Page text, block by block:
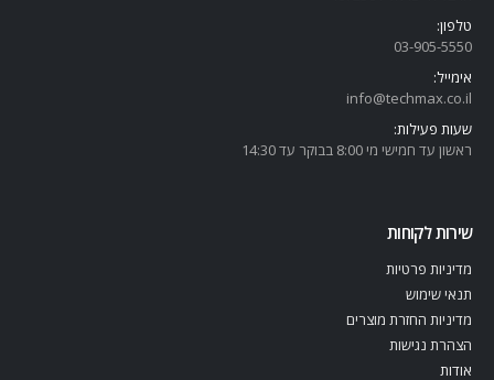
טלפון:
03-905-5550
אימייל:
info@techmax.co.il
שעות פעילות:
ראשון עד חמישי מי 8:00 בבוקר עד 14:30
שירות לקוחות
מדיניות פרטיות
תנאי שימוש
מדיניות החזרת מוצרים
הצהרת נגישות
אודות